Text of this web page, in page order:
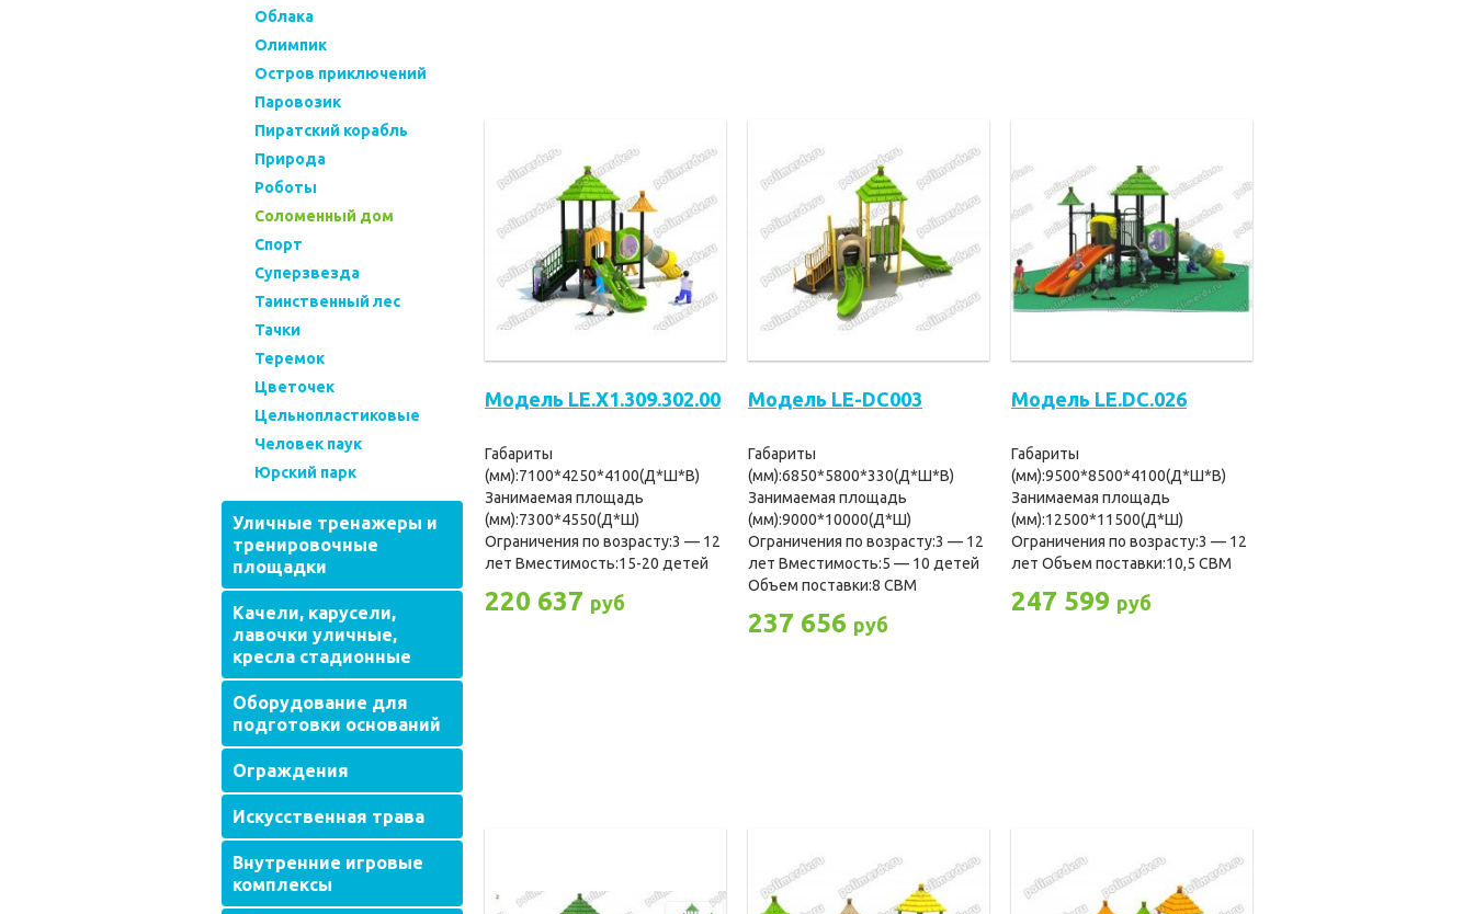
Облака
Олимпик
Остров приключений
Паровозик
Пиратский корабль
Природа
Роботы
Соломенный дом
Спорт
Суперзвезда
Таинственный лес
Тачки
Теремок
Цветочек
Цельнопластиковые
Человек паук
Юрский парк
Уличные тренажеры и
тренировочные
площадки
Качели, карусели,
лавочки уличные,
кресла стадионные
Оборудование для
подготовки оснований
Ограждения
Искусственная трава
Внутренние игровые
комплексы
Модель LE.X1.309.302.00
Габариты
(мм):7100*4250*4100(Д*Ш*В)
Занимаемая площадь
(мм):7300*4550(Д*Ш)
Ограничения по возрасту:3 — 12
лет Вместимость:15-20 детей
220 637 руб
Модель LE-DC003
Габариты
(мм):6850*5800*330(Д*Ш*В)
Занимаемая площадь
(мм):9000*10000(Д*Ш)
Ограничения по возрасту:3 — 12
лет Вместимость:5 — 10 детей
Объем поставки:8 CBM
237 656 руб
Модель LE.DC.026
Габариты
(мм):9500*8500*4100(Д*Ш*В)
Занимаемая площадь
(мм):12500*11500(Д*Ш)
Ограничения по возрасту:3 — 12
лет Объем поставки:10,5 СBM
247 599 руб